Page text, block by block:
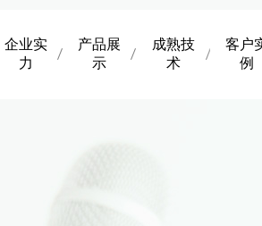
企业实
力
产品展
示
成熟技
术
客户
例